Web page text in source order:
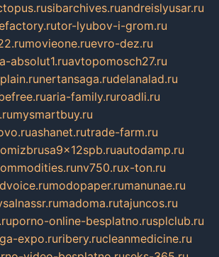
sibarchives.ruandreislyusar.ru
tor-lyubov-i-grom.ru
movieone.ruevro-dez.ru
absolut1.ruavtopomosch27.ru
nertansaga.rudelanalad.ru
aria-family.ruroadli.ru
mysmartbuy.ru
ashanet.rutrade-farm.ru
autodamp.ru
nv750.rux-ton.ru
modopaper.rumanunae.ru
madoma.rutajuncos.ru
porno-online-besplatno.rusplclub.ru
expo.ruribery.rucleanmedicine.ru